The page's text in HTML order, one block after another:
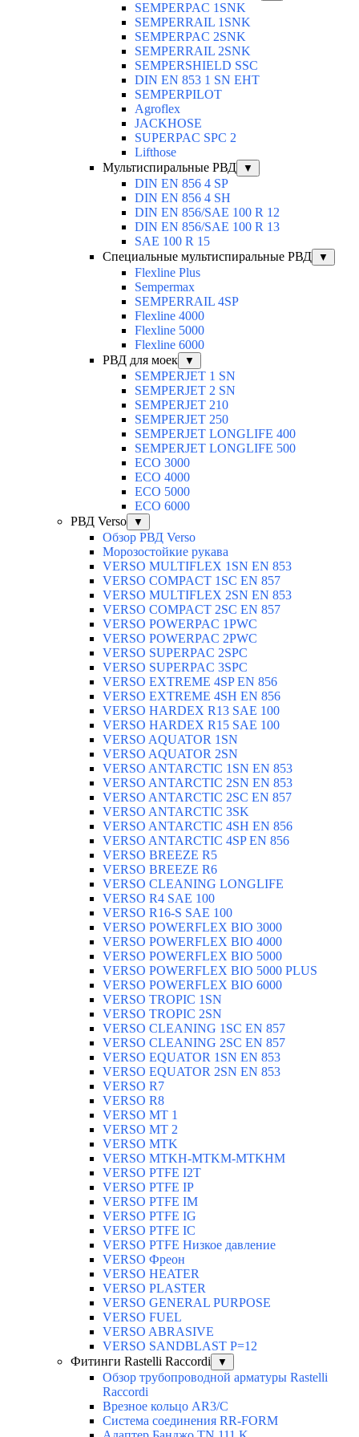
SEMPERPAC 1SNK
SEMPERRAIL 1SNK
SEMPERPAC 2SNK
SEMPERRAIL 2SNK
SEMPERSHIELD SSC
DIN EN 853 1 SN EHT
SEMPERPILOT
Agroflex
JACKHOSE
SUPERPAC SPC 2
Lifthose
Мультиспиральные РВД
▼
DIN EN 856 4 SP
DIN EN 856 4 SH
DIN EN 856/SAE 100 R 12
DIN EN 856/SAE 100 R 13
SAE 100 R 15
Специальные мультиспиральные РВД
▼
Flexline Plus
Sempermax
SEMPERRAIL 4SP
Flexline 4000
Flexline 5000
Flexline 6000
РВД для моек
▼
SEMPERJET 1 SN
SEMPERJET 2 SN
SEMPERJET 210
SEMPERJET 250
SEMPERJET LONGLIFE 400
SEMPERJET LONGLIFE 500
ECO 3000
ECO 4000
ECO 5000
ECO 6000
РВД Verso
▼
Обзор РВД Verso
Морозостойкие рукава
VERSO MULTIFLEX 1SN EN 853
VERSO COMPACT 1SC EN 857
VERSO MULTIFLEX 2SN EN 853
VERSO COMPACT 2SC EN 857
VERSO POWERPAC 1PWC
VERSO POWERPAC 2PWC
VERSO SUPERPAC 2SPC
VERSO SUPERPAC 3SPC
VERSO EXTREME 4SP EN 856
VERSO EXTREME 4SH EN 856
VERSO HARDEX R13 SAE 100
VERSO HARDEX R15 SAE 100
VERSO AQUATOR 1SN
VERSO AQUATOR 2SN
VERSO ANTARCTIC 1SN EN 853
VERSO ANTARCTIC 2SN EN 853
VERSO ANTARCTIC 2SC EN 857
VERSO ANTARCTIC 3SK
VERSO ANTARCTIC 4SH EN 856
VERSO ANTARCTIC 4SP EN 856
VERSO BREEZE R5
VERSO BREEZE R6
VERSO CLEANING LONGLIFE
VERSO R4 SAE 100
VERSO R16-S SAE 100
VERSO POWERFLEX BIO 3000
VERSO POWERFLEX BIO 4000
VERSO POWERFLEX BIO 5000
VERSO POWERFLEX BIO 5000 PLUS
VERSO POWERFLEX BIO 6000
VERSO TROPIC 1SN
VERSO TROPIC 2SN
VERSO CLEANING 1SC EN 857
VERSO CLEANING 2SC EN 857
VERSO EQUATOR 1SN EN 853
VERSO EQUATOR 2SN EN 853
VERSO R7
VERSO R8
VERSO MT 1
VERSO MT 2
VERSO MTK
VERSO MTKH-MTKM-MTKHM
VERSO PTFE I2T
VERSO PTFE IP
VERSO PTFE IM
VERSO PTFE IG
VERSO PTFE IC
VERSO PTFE Низкое давление
VERSO Фреон
VERSO HEATER
VERSO PLASTER
VERSO GENERAL PURPOSE
VERSO FUEL
VERSO ABRASIVE
VERSO SANDBLAST P=12
Фитинги Rastelli Raccordi
▼
Обзор трубопроводной арматуры Rastelli
Raccordi
Врезное кольцо AR3/C
Система соединения RR-FORM